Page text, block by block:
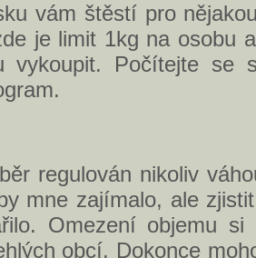
vám štěstí pro
je limit 1kg na osobu
vykoupit. Počítejte se
regulován nikoliv
mne zajímalo, ale
Omezení objemu
obcí. Dokonce